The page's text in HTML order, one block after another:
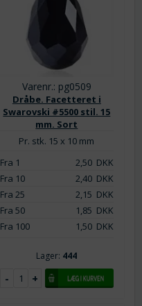
Varenr.: pg0509
Dråbe. Facetteret i
Swarovski #5500 stil. 15
mm. Sort
Pr. stk. 15 x 10 mm
Fra 1
2,50DKK
Fra 10
2,40DKK
Fra 25
2,15 DKK
Fra 50
1,85 DKK
Fra 100
1,50DKK
Lager: 444